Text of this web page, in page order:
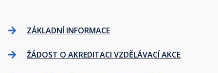
ZÁKLADNÍ INFORMACE
ŽÁDOST O AKREDITACI VZDĚLÁVACÍ AKCE